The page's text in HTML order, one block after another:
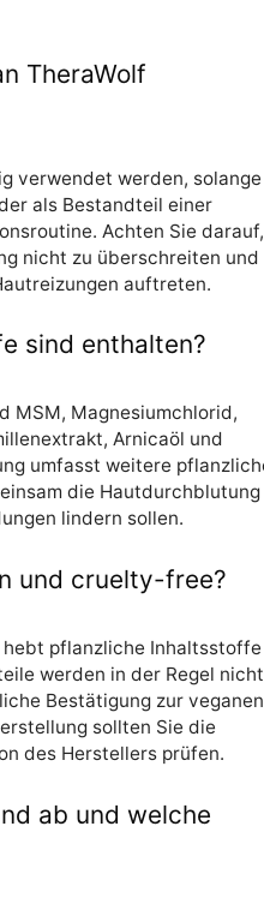
TheraWolf
verwendet werden, solange
als Bestandteil einer
Achten Sie darauf,
nicht zu überschreiten und
auftreten.
sind enthalten?
MSM, Magnesiumchlorid,
Arnicaöl und
umfasst weitere
die Hautdurchblutung
lindern sollen.
und cruelty-free?
pflanzliche Inhaltsstoffe
werden in der Regel nicht
Bestätigung zur veganen
sollten Sie die
des Herstellers prüfen.
ab und welche